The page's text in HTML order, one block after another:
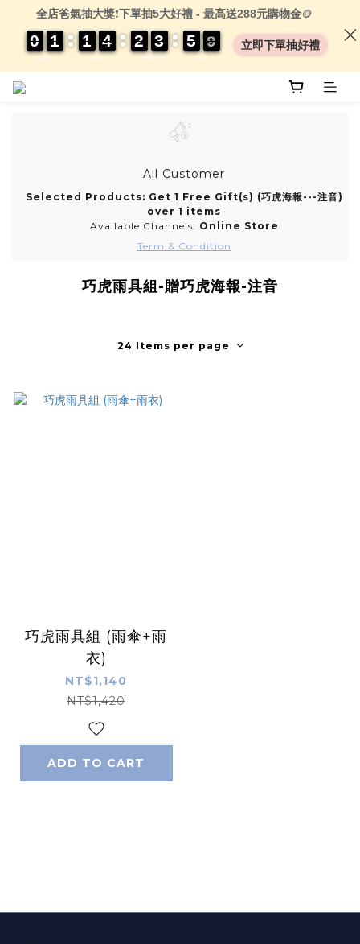
All Customer
Selected Products: Get 1 Free Gift(s) (巧虎海報---注音)
over 1 items
Available Channels: Online Store
Term & Condition
巧虎雨具組-贈巧虎海報-注音
24 Items per page
巧虎雨具組 (雨傘+雨
衣)
NT$1,140
NT$1,420
ADD TO CART
全店爸氣抽大獎❗下單抽5大好禮 - 最高送288元購物金🪙
DAYS
0
0
0
0 1
1
1
1
HRS
1
1
1
1 4
4
4
4
MIN
2
2
2
2 3
3
3
3
SEC
5
5
5
5 0
0
9
9
8 立即下單抽好禮